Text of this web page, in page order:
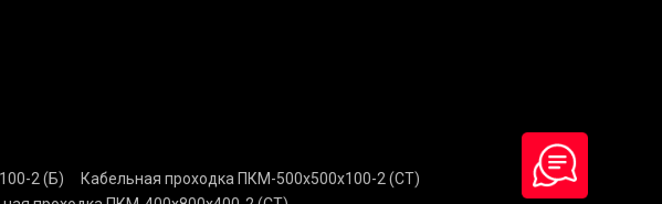
2 (Б)
Кабельная проходка ПКМ-500х500х100-2 (СТ)